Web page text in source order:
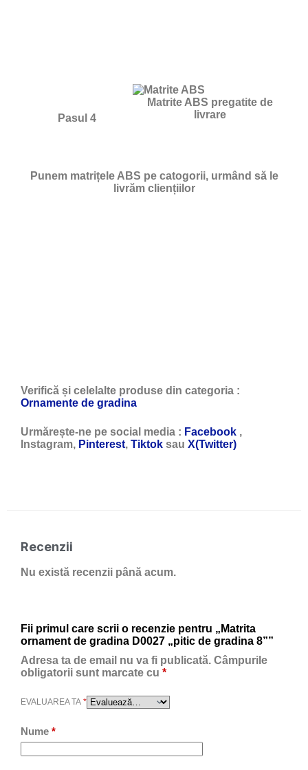
Matrite ABS pregatite de
livrare
Pasul 4
Punem matrițele ABS pe catogorii, urmând să le
livrăm cliențiilor
Verifică și celelalte produse din categoria :
Ornamente de gradina
Urmărește-ne pe social media : Facebook ,
Instagram, Pinterest, Tiktok sau X(Twitter)
Recenzii
Nu există recenzii până acum.
Fii primul care scrii o recenzie pentru „Matrita
ornament de gradina D0027 „pitic de gradina 8””
Adresa ta de email nu va fi publicată. Câmpurile
obligatorii sunt marcate cu *
EVALUAREA TA *
Nume *